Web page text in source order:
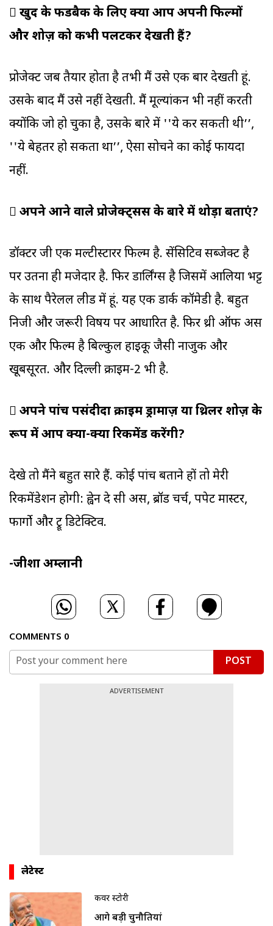
 खुद के फीडबैक के लिए क्या आप अपनी फिल्मों
और शोज़ को कभी पलटकर देखती हैं?
प्रोजेक्ट जब तैयार होता है तभी मैं उसे एक बार देखती हूं.
उसके बाद मैं उसे नहीं देखती. मैं मूल्यांकन भी नहीं करती
क्योंकि जो हो चुका है, उसके बारे में ''ये कर सकती थी’’,
''ये बेहतर हो सकता था’’, ऐसा सोचने का कोई फायदा
नहीं.
 अपने आने वाले प्रोजेक्ट्सस के बारे में थोड़ा बताएं?
डॉक्टर जी एक मल्टीस्टारर फिल्म है. सेंसिटिव सब्जेक्ट है
पर उतना ही मजेदार है. फिर डार्लिंग्स है जिसमें आलिया भट्ट
के साथ पैरेलल लीड में हूं. यह एक डार्क कॉमेडी है. बहुत
निजी और जरूरी विषय पर आधारित है. फिर थ्री ऑफ अस
एक और फिल्म है बिल्कुल हाइकू जैसी नाजुक और
खूबसूरत. और दिल्ली क्राइम-2 भी है.
 अपने पांच पसंदीदा क्राइम ड्रामाज़ या थ्रिलर शोज़ के
रूप में आप क्या-क्या रिकमेंड करेंगी?
देखे तो मैंने बहुत सारे हैं. कोई पांच बताने हों तो मेरी
रिकमेंडेशन होगी: ह्वेन दे सी अस, ब्रॉड चर्च, पपेट मास्टर,
फार्गो और ट्रू डिटेक्टिव.
-जीशा अम्लानी
COMMENTS 0
POST
ADVERTISEMENT
लेटेस्ट
कवर स्टोरी
आगे बड़ी चुनौतियां